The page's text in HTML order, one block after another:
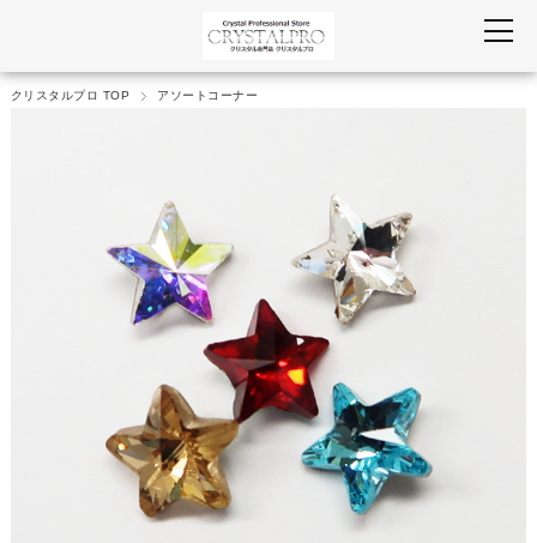
クリスタルプロ TOP アソートコーナー